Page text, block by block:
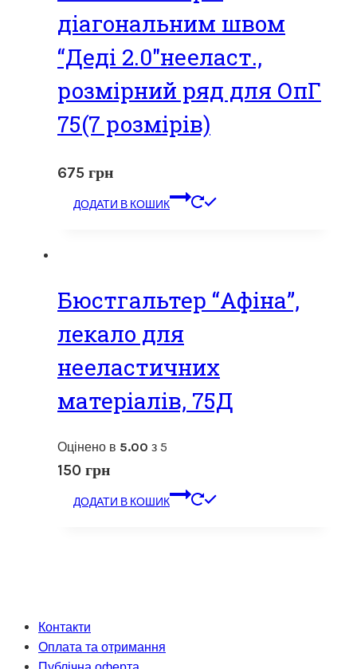
діагональним швом
“Деді 2.0″нееласт.,
розмірний ряд для ОпГ
75(7 розмірів)
675 грн
ДОДАТИ В КОШИК
Бюстгальтер “Афіна”,
лекало для
нееластичних
матеріалів, 75Д
Оцінено в 5.00 з 5
150 грн
ДОДАТИ В КОШИК
Контакти
Оплата та отримання